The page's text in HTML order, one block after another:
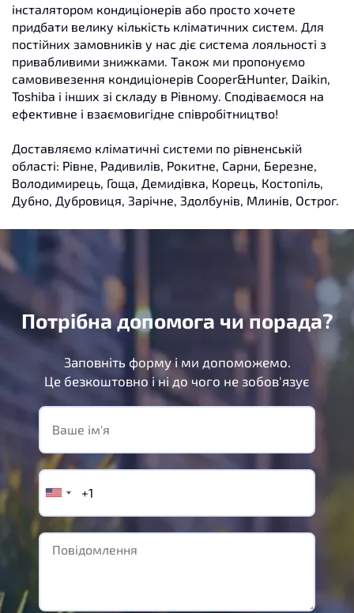
інсталятором кондиціонерів або просто хочете
придбати велику кількість кліматичних систем. Для
постійних замовників у нас діє система лояльності з
привабливими знижками. Також ми пропонуємо
самовивезення кондиціонерів Сooper&Нunter, Daikin,
Toshiba і інших зі складу в Рівному. Сподіваємося на
ефективне і взаємовигідне співробітництво!
Доставляємо кліматичні системи по рівненській
області: Рівне, Радивилів, Рокитне, Сарни, Березне,
Володимирець, Гоща, Демидівка, Корець, Костопіль,
Дубно, Дубровиця, Зарічне, Здолбунів, Млинів, Острог.
Потрібна допомога чи порада?
Заповніть форму і ми допоможемо.
Це безкоштовно і ні до чого не зобов'язує